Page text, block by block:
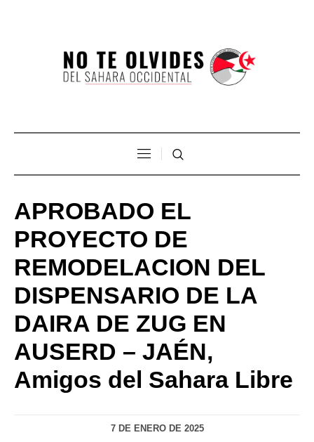
APROBADO EL
PROYECTO DE
REMODELACION DEL
DISPENSARIO DE LA
DAIRA DE ZUG EN
AUSERD – JAÉN,
Amigos del Sahara Libre
7 DE ENERO DE 2025